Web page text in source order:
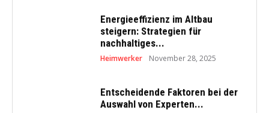
Energieeffizienz im Altbau
steigern: Strategien für
nachhaltiges...
Heimwerker November 28, 2025
Entscheidende Faktoren bei der
Auswahl von Experten...